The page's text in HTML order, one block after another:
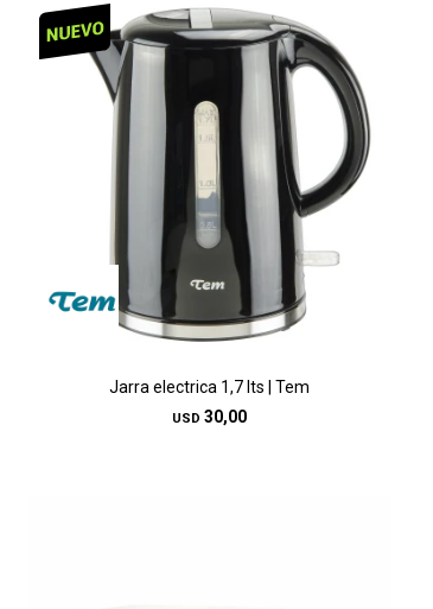
Jarra electrica 1,7 lts | Tem
USD 30,00